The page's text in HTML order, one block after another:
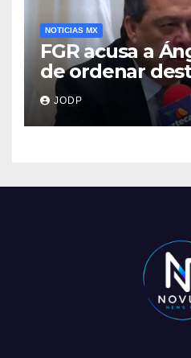
NOTICIAS MX
FGR acusa a
de ordenar
clave del caso
JODP